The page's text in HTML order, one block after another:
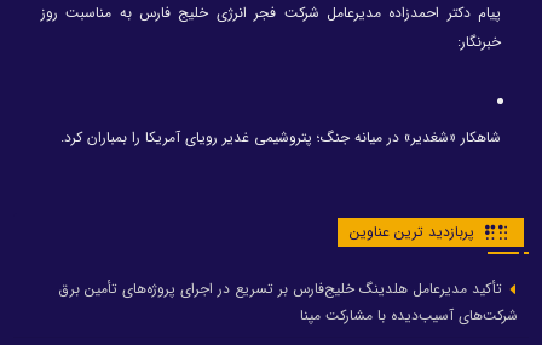
پیام دکتر احمدزاده مدیرعامل شرکت فجر انرژی خلیج فارس به مناسبت روز
خبرنگار:
شاهکار «شغدیر» در میانه جنگ؛ پتروشیمی غدیر رویای آمریکا را بمباران کرد.
پربازدید ترین عناوین
تأکید مدیرعامل هلدینگ خلیج‌فارس بر تسریع در اجرای پروژه‌های تأمین برق
شرکت‌های آسیب‌دیده با مشارکت مپنا